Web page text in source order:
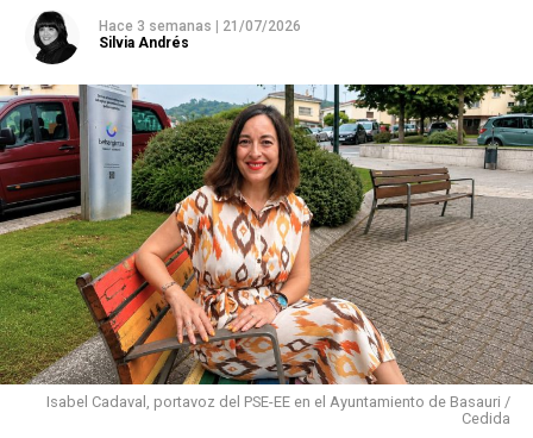
Hace 3 semanas
21/07/2026
Silvia Andrés
Isabel Cadaval, portavoz del PSE-EE en el Ayuntamiento de Basauri /
Cedida